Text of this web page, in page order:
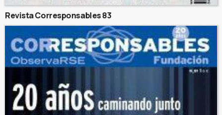
Revista Corresponsables 83